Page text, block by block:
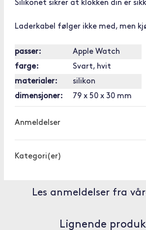
Silikonet sikrer at klokken din er
Laderkabel følger ikke med, men
passer:
Apple Watch
farge:
Svart, hvit
materialer:
silikon
dimensjoner:
79 x 50 x 30 mm
Anmeldelser
Kategori(er)
Les anmeldelser fra
Lignende